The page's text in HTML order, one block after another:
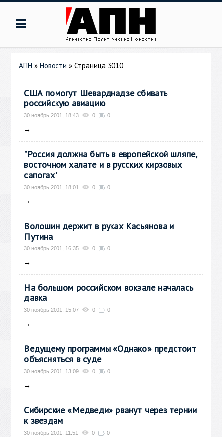
АПН »Новости » Страница 3010
США помогут Шеварднадзе сбивать
российскую авиацию
30 ноябрь 2001, 18:43 0 0
→
"Россия должна быть в европейской шляпе,
восточном халате и в русских кирзовых
сапогах"
30 ноябрь 2001, 18:01 0 0
→
Волошин держит в руках Касьянова и
Путина
30 ноябрь 2001, 16:35 0 0
→
На большом российском вокзале началась
давка
30 ноябрь 2001, 15:07 0 0
→
Ведущему программы «Однако» предстоит
объясняться в суде
30 ноябрь 2001, 13:09 0 0
→
Сибирские «Медведи» рванут через тернии
к звездам
30 ноябрь 2001, 11:51 0 0